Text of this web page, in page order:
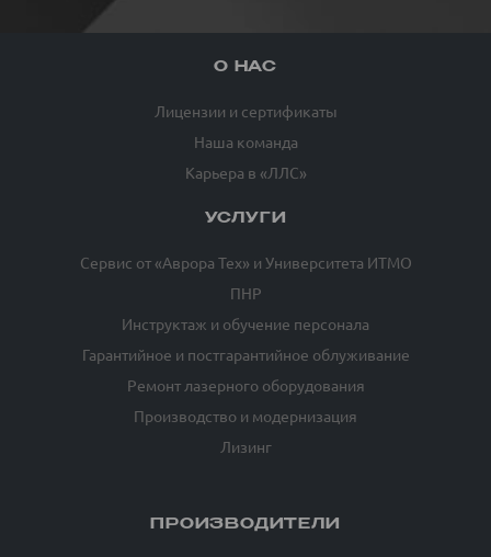
О НАС
Лицензии и сертификаты
Наша команда
Карьера в «ЛЛС»
УСЛУГИ
Сервис от «Аврора Тех» и Университета ИТМО
ПНР
Инструктаж и обучение персонала
Гарантийное и постгарантийное облуживание
Ремонт лазерного оборудования
Производство и модернизация
Лизинг
ПРОИЗВОДИТЕЛИ